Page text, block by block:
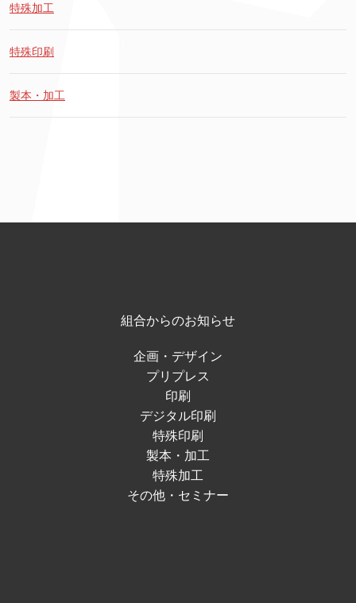
特殊加工
特殊印刷
製本・加工
組合からのお知らせ
企画・デザイン
プリプレス
印刷
デジタル印刷
特殊印刷
製本・加工
特殊加工
その他・セミナー